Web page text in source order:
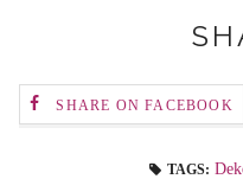
SHARE ON FACEBOOK
TAGS: